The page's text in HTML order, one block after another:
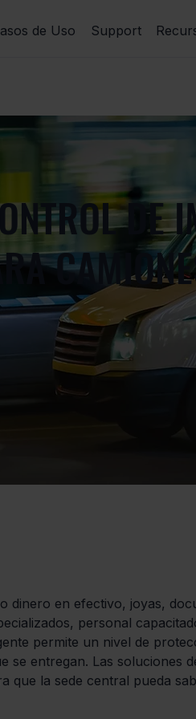
de Uso Support
DE
dinero en efectivo, joyas,
personal
permite un nivel de
se entregan. Las soluciones
que la sede central pueda